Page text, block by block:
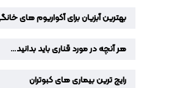
هر آنچه در مورد قناری باید بدانید…
رایج ترین بیماری های کبوتران